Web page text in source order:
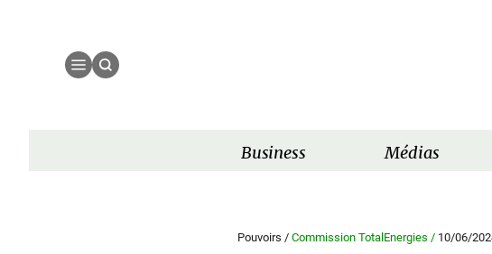
Business Médias
Pouvoirs / Commission TotalEnergies / 10/06/